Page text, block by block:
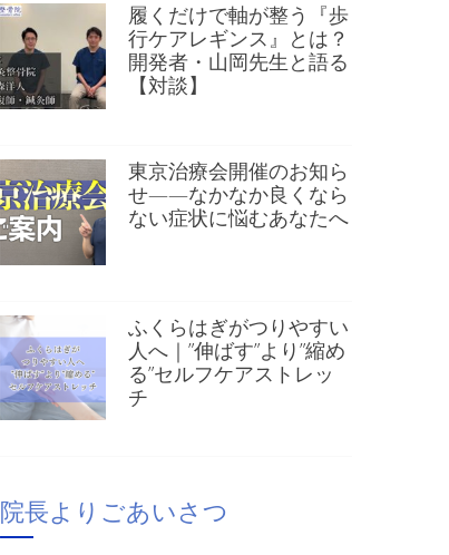
履くだけで軸が整う『歩
行ケアレギンス』とは？
開発者・山岡先生と語る
【対談】
東京治療会開催のお知ら
せ——なかなか良くなら
ない症状に悩むあなたへ
ふくらはぎがつりやすい
人へ｜”伸ばす”より”縮め
る”セルフケアストレッ
チ
院長よりごあいさつ